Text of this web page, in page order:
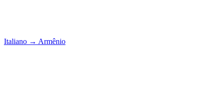
Italiano → Armênio